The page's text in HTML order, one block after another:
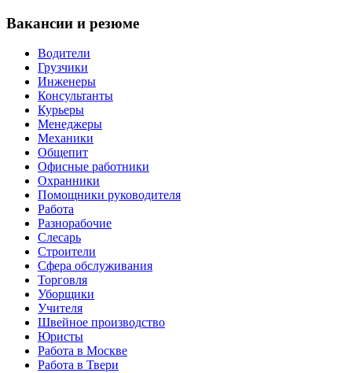
Вакансии и резюме
Водители
Грузчики
Инженеры
Консультанты
Курьеры
Менеджеры
Механики
Общепит
Офисные работники
Охранники
Помощники руководителя
Работа
Разнорабочие
Слесарь
Строители
Сфера обслуживания
Торговля
Уборщики
Учителя
Швейное производство
Юристы
Работа в Москве
Работа в Твери